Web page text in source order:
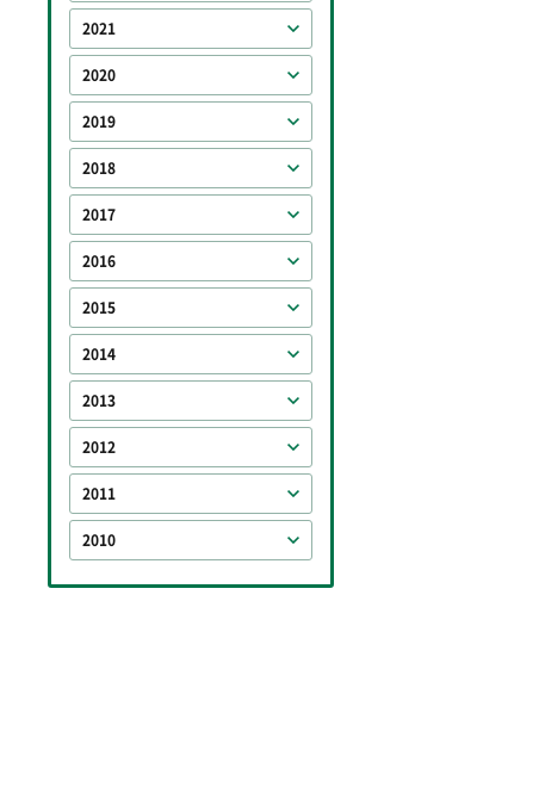
2021
2020
2019
2018
2017
2016
2015
2014
2013
2012
2011
2010